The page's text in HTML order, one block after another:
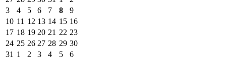
3
4 5 6 7 8
9
10 11 12 13 14 15 16
17 18 19 20 21 22 23
24 25 26 27 28 29 30
31 1 2 3 4 5 6